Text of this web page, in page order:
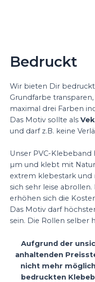
Bedruckt
Wir bieten Dir
Grundfarbe
maximal drei Farben
Das Motiv sollte als
und darf z.B. keine
Unser PVC-Klebeband
µm und klebt mit
extrem klebestark und
sich sehr leise
erhöhen sich die
Das Motiv darf
sein. Die Rollen selber
Aufgrund der
anhaltenden
nicht mehr
bedruckten